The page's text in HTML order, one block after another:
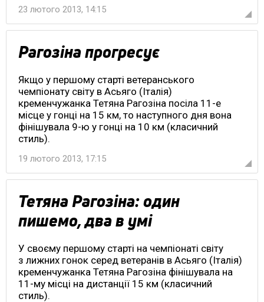
23 лютого 2013, 14:15
Рагозіна прогресує
Якщо у першому старті ветеранського
чемпіонату світу в Асьяго (Італія)
кременчужанка Тетяна Рагозіна посіла 11-е
місце у гонці на 15 км, то наступного дня вона
фінішувала 9-ю у гонці на 10 км (класичний
стиль).
19 лютого 2013, 17:15
Тетяна Рагозіна: один
пишемо, два в умі
У своєму першому старті на чемпіонаті світу
з лижних гонок серед ветеранів в Асьяго (Італія)
кременчужанка Тетяна Рагозіна фінішувала на
11-му місці на дистанції 15 км (класичний
стиль).